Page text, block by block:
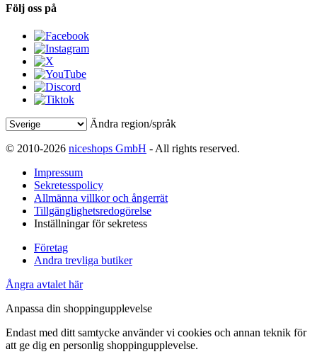
Följ oss på
Ändra region/språk
© 2010-2026 niceshops GmbH - All rights reserved.
Impressum
Sekretesspolicy
Allmänna villkor och ångerrät
Tillgänglighetsredogörelse
Inställningar för sekretess
Företag
Andra trevliga butiker
Ångra avtalet här
Anpassa din shoppingupplevelse
Endast med ditt samtycke använder vi cookies och annan teknik för
att ge dig en personlig shoppingupplevelse.